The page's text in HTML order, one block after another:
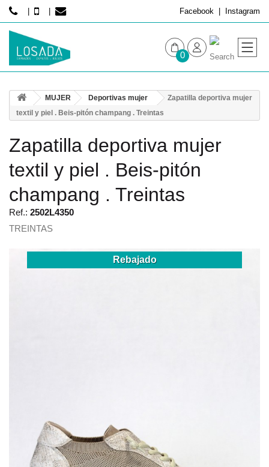
Facebook Instagram
0
HOMBRE
MUJER Deportivas mujer
Zapatilla deportiva mujer
textil y piel . Beis-pitón champang . Treintas
Zapatilla deportiva mujer
textil y piel . Beis-pitón
champang . Treintas
Ref.: 2502L4350
TREINTAS
Rebajado